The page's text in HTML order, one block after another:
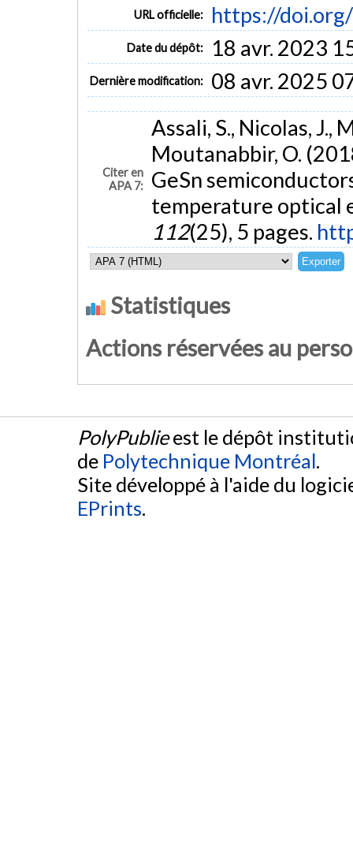
URL officielle: https://
Date du dépôt: 18 avr. 2023
Dernière modification: 08 avr. 2025
Citer en
APA 7:
Assali, S., Nicolas, J.,
Moutanabbir, O.
GeSn
temperature optical
112(25), 5 pages.
Statistiques
Actions réservées au
PolyPublieest le dépôt
de Polytechnique Montréal.
Site développé à l'aide du
EPrints.